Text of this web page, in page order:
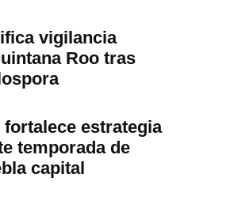
vigilancia
Roo tras
estrategia
temporada de
capital